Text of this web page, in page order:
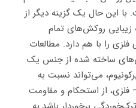
با این حال یک گزینه دیگر از
زیبایی روکش‌های تمام
را با هم دارد. مطالعات
ساخته شده از جنس یک
می‌تواند نسبت به
از استحکام و مقاومت